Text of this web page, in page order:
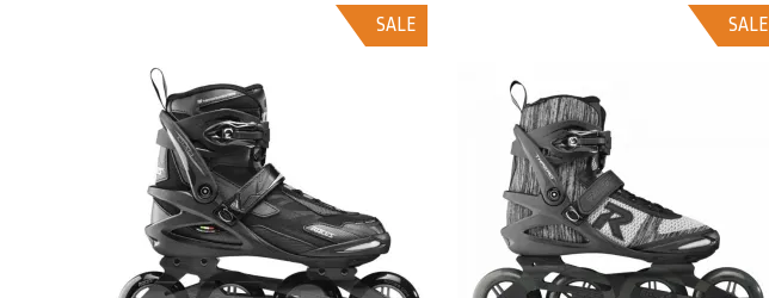
SALE SALE